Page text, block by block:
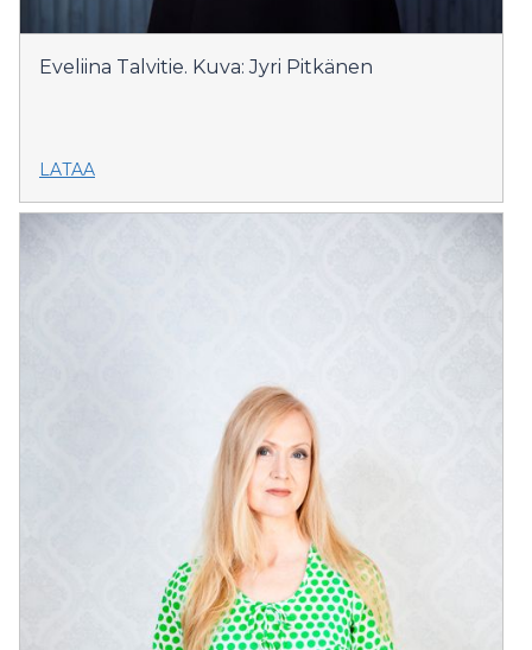
Eveliina Talvitie. Kuva: Jyri Pitkänen
LATAA